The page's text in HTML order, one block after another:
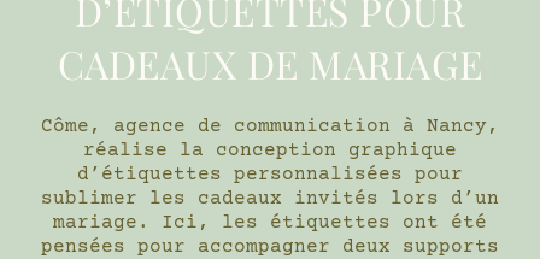
CADEAUX DE MARIAGE
Côme, agence de communication à Nancy,
réalise la conception graphique
d’étiquettes personnalisées pour
sublimer les cadeaux invités lors d’un
mariage. Ici, les étiquettes ont été
pensées pour accompagner deux supports